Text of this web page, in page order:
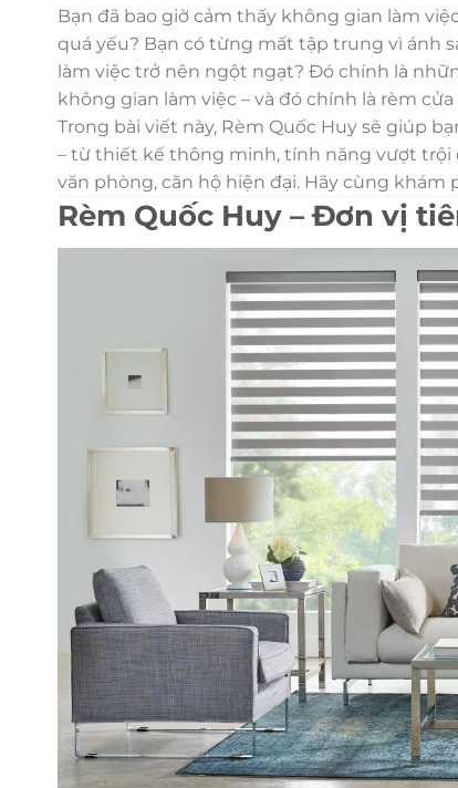
Bạn đã bao giờ cảm thấy không gian làm
quá yếu? Bạn có từng mất tập trung vì ánh
làm việc trở nên ngột ngạt? Đó chính là
không gian làm việc – và đó chính là rèm
Trong bài viết này, Rèm Quốc Huy sẽ giúp
– từ thiết kế thông minh, tính năng vượt trội
văn phòng, căn hộ hiện đại. Hãy cùng khám
Rèm Quốc Huy – Đơn vị